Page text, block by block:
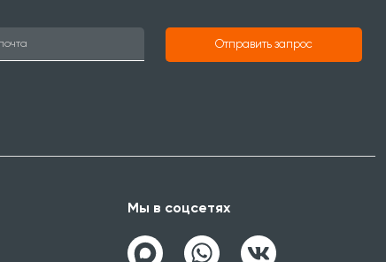
Отправить запрос
Мы в соцсетях